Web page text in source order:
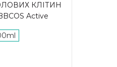
КЛІТИН
Active